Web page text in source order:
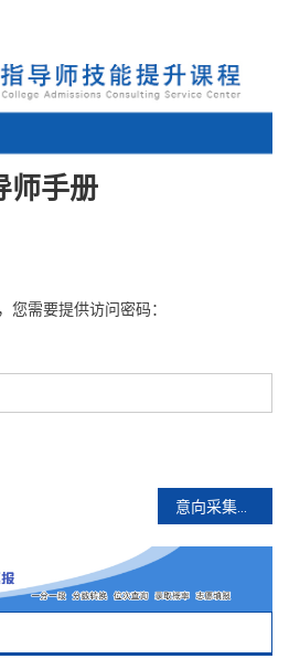
师手册
您需要提供访问密码：
意向采集服务系统与调剂服务系统本质的区别